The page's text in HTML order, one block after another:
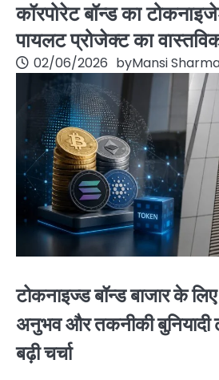
कॉरपोरेट बॉन्ड का
पायलट प्रोजेक्ट का
02/06/2026 byMansi
टोकनाइज्ड बॉन्ड बाजार के लिए
अनुभव और तकनीकी बुनियादी
बढ़ी चर्चा